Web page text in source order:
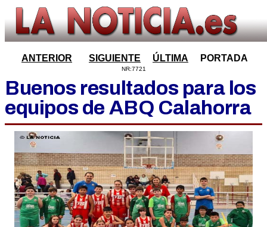
ANTERIOR SIGUIENTE ÚLTIMA PORTADA
NR:7721
Buenos resultados para los
equipos de ABQ Calahorra